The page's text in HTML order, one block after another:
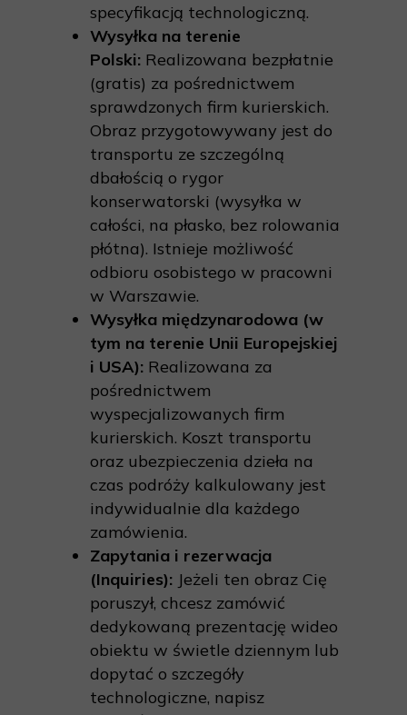
specyfikacją technologiczną.
Wysyłka na terenie
Polski: Realizowana bezpłatnie
(gratis) za pośrednictwem
sprawdzonych firm kurierskich.
Obraz przygotowywany jest do
transportu ze szczególną
dbałością o rygor
konserwatorski (wysyłka w
całości, na płasko, bez rolowania
płótna). Istnieje możliwość
odbioru osobistego w pracowni
w Warszawie.
Wysyłka międzynarodowa (w
tym na terenie Unii Europejskiej
i USA): Realizowana za
pośrednictwem
wyspecjalizowanych firm
kurierskich. Koszt transportu
oraz ubezpieczenia dzieła na
czas podróży kalkulowany jest
indywidualnie dla każdego
zamówienia.
Zapytania i rezerwacja
(Inquiries): Jeżeli ten obraz Cię
poruszył, chcesz zamówić
dedykowaną prezentację wideo
obiektu w świetle dziennym lub
dopytać o szczegóły
technologiczne, napisz